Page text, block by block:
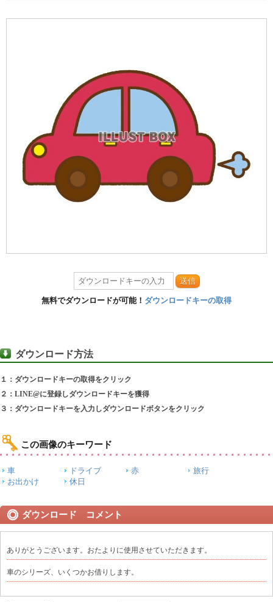
送信
無料でダウンロードが可能！ ダウンロードキーの取得
ダウンロード方法
１：ダウンロードキーの取得をクリック
２：LINE@に登録しダウンロードキーを獲得
３：ダウンロードキーを入力しダウンロードボタンをクリック
この画像のキーワード
車 ドライブ 赤
旅行
お出かけ
休日
ダウンロード コメント
ありがとうございます。おたよりに使用させていただきます。
車のシリーズ、いくつかお借りします。